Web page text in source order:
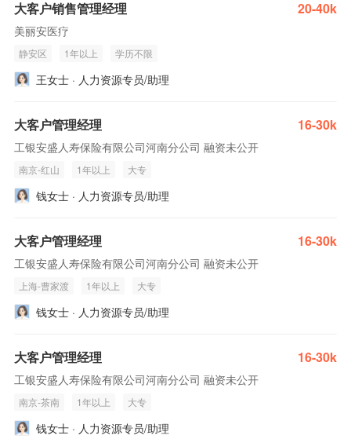
大客户销售管理经理 20-40k
美丽安医疗
静安区 1年以上 学历不限
王女士 · 人力资源专员/助理
大客户管理经理 16-30k
工银安盛人寿保险有限公司河南分公司 融资未公开
南京-红山 1年以上 大专
钱女士 · 人力资源专员/助理
大客户管理经理 16-30k
工银安盛人寿保险有限公司河南分公司 融资未公开
上海-曹家渡 1年以上 大专
钱女士 · 人力资源专员/助理
大客户管理经理 16-30k
工银安盛人寿保险有限公司河南分公司 融资未公开
南京-茶南 1年以上 大专
钱女士 · 人力资源专员/助理